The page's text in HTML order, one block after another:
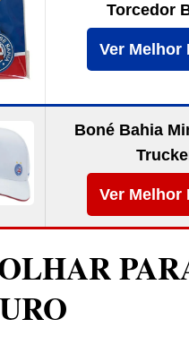
Torcedor
Ver Melhor
Boné Bahia
Ver Melhor